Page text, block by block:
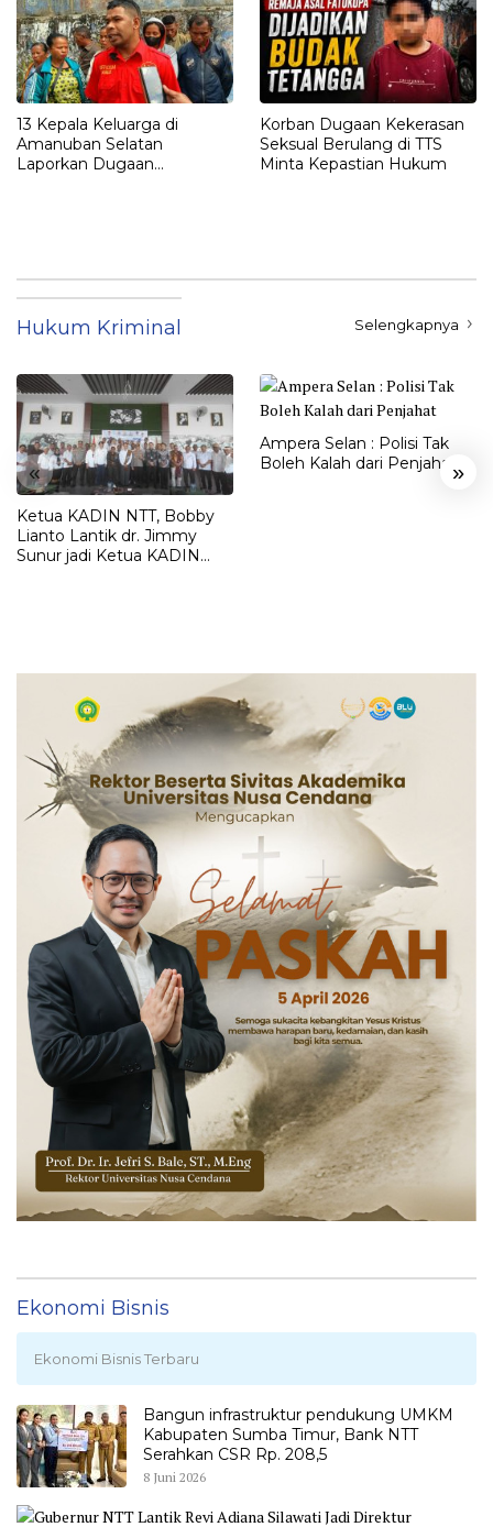
13 Kepala Keluarga di
Amanuban Selatan
Laporkan Dugaan
Korban Dugaan Kekerasan
Seksual Berulang di TTS
Minta Kepastian Hukum
Hukum Kriminal Selengkapnya
« »
Ketua KADIN NTT, Bobby
Lianto Lantik dr. Jimmy
Sunur jadi Ketua KADIN
Ampera Selan : Polisi Tak
Boleh Kalah dari Penjahat
Ekonomi Bisnis
Ekonomi Bisnis Terbaru
Bangun infrastruktur pendukung UMKM
Kabupaten Sumba Timur, Bank NTT
Serahkan CSR Rp. 208,5
8 Juni 2026